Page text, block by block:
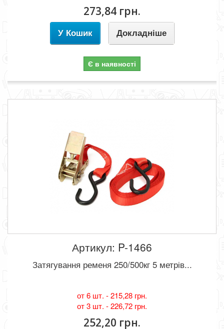
273,84 грн.
У Кошик Докладніше
Є в наявності
Артикул: P-1466
Затягування ременя 250/500кг 5 метрів...
от 6 шт. -215,28 грн.
от 3 шт. -226,72 грн.
252,20 грн.